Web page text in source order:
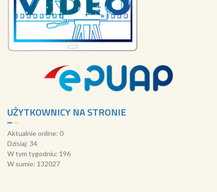
UŻYTKOWNICY NA STRONIE
Aktualnie online: 0
Dzisiaj: 34
W tym tygodniu: 196
W sumie: 132027